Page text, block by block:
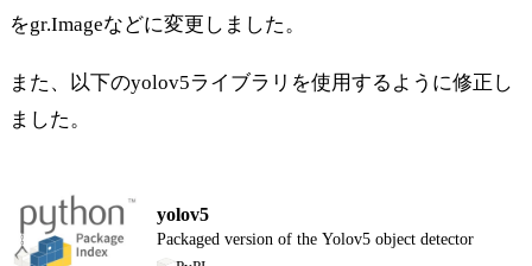
をgr.Imageなどに変更しました。
また、以下のyolov5ライブラリを使用するように修正し
ました。
yolov5
Packaged version of the Yolov5 object detector